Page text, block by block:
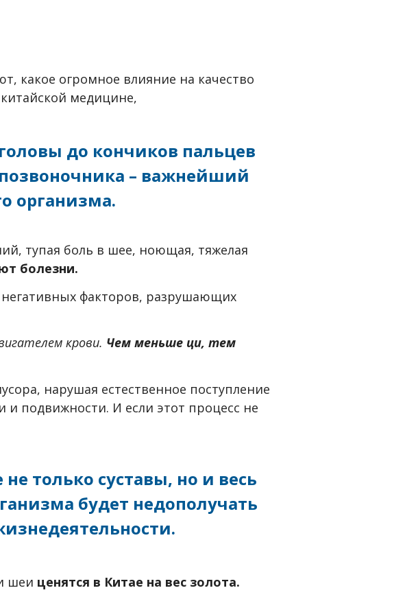
какое огромное влияние на качество
китайской медицине,
до кончиков пальцев
– важнейший
организма.
тупая боль в шее, ноющая, тяжелая
болезни.
негативных факторов, разрушающих
крови. Чем меньше ци, тем
нарушая естественное поступление
подвижности. И если этот процесс не
только суставы, но и весь
будет недополучать
шеи ценятся в Китае на вес золота.